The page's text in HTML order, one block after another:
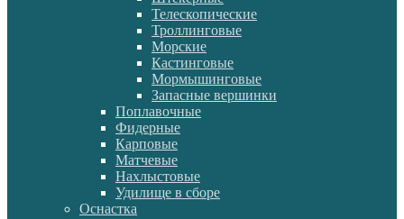
Телескопические
Троллинговые
Морские
Кастинговые
Мормышинговые
Запасные вершинки
Поплавочные
Фидерные
Карповые
Матчевые
Нахлыстовые
Удилище в сборе
Оснастка